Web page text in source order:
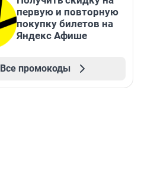
первую и повторную
покупку билетов на
Яндекс Афише
Все промокоды